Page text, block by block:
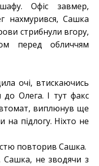
Офіс завмер,
нахмурився, Сашка
стрибнули вгору,
перед обличчям
очі, втискаючись
Олега. І тут факс
виплюнув ще
на підлогу. Ніхто не
повторив Сашка.
Сашка, не зводячи з